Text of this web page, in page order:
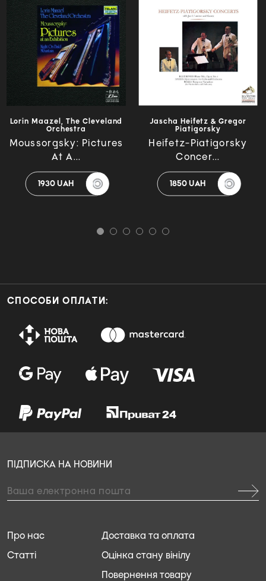
Lorin Maazel, The Cleveland
Orchestra
Moussorgsky: Pictures
At A...
1930 UAH
Jascha Heifetz & Gregor
Piatigorsky
Heifetz-Piatigorsky
Concer...
1850 UAH
СПОСОБИ ОПЛАТИ:
Доставка та оплата
Оцінка стану вінілу
Повернення товару
Про нас
Статті
ПІДПИСКА НА НОВИНИ